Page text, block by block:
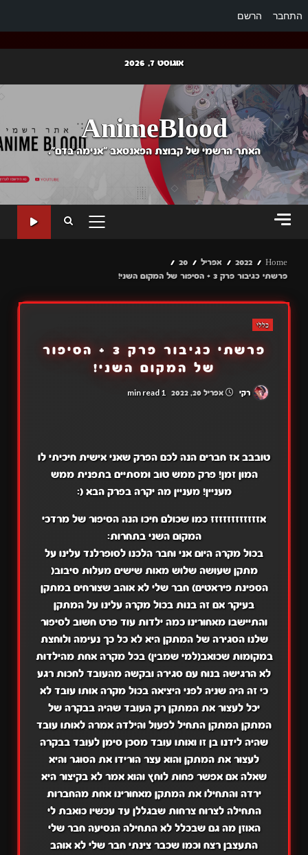
התחבר הרשם
content
אוגוסט 7, 2026
AnimeBlood
האתר הרשמי של קבוצת הפאנסאב "אנימה בדם".
PRIMARY
Home
2022 אפריל
20
פרשתי כגיבור פרק 3 + הסיפור של המקום השני!
כללי
פרשתי כגיבור פרק 3 + הסיפור
של המקום השני!
רקי אפריל 20, 2022 1 min read
טובבב אז חברים הנה לכם הפרק שאני אישית חיכיתי לו
המון זמן! פרק ממש טוב ומסתיים בתפנית ממש
מעניין! מעניין מה יקרה בפרק הבא (:
אזזזזזזזזזזזז כמו שכולם חיכו הנה הסיפור של מרדכי
המקום השני בתחרות:
בכול מקרה היום אני וחבר הלכנו לסופרלנד עלינו על
מתקן שעושה שלוש מאות שישים מעלות סיבוב(
הספינת פיראטים) חבר שלי לא אוהב שצורחים במתקן
בעיקר אם זה בנות בכול מקרה עלינו על המתקן
והתיישבו מאחורינו כמה ילדות עוד פרט חשוב לסיפור
שלנו הסגירה של המתקן היא לא כל כך נעימה ולוחצת
במקומות שכואב(למי שמבין) בכל מקרה אחת מהילדות
לא הרגישה בנוח עם סגירה ובקשה מהעובד לחכות רגע
כי זה היה שניה לפני היציאה בכול מקרה אותו עובד לא
יכל לעצור את המתקן רק העובד שהיה בבקרה של
המתקן המתקן התחיל לפעול והילדה אמרה לאותו עובד
שהיה לידנו בן זוואותו עובד מסכן סימן לעובד בבקרה
לעצור את המתקן והוא עצר הורידו את הסוגר והיא
שאלה אם אפשר פחות לוחץ והוא אמר לא בקיצור היא
ירדה והתחילו את המתקן מאחורינו אחת מהחברות
התחילה לצרוח צרחות שבגללן עד עכשיו כואבת לי
האוזן מה גם שבכלל לא התחילה הנסיעה חבר שלי
התעצבן רצח וכמו שכבר צינתי חבר שלי לא אוהב